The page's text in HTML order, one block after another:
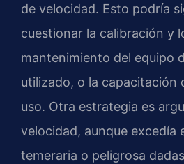
de velocidad. Esto podría
cuestionar la calibración y
mantenimiento del equipo
utilizado, o la capacitación
uso. Otra estrategia es
velocidad, aunque excedía
temeraria o peligrosa